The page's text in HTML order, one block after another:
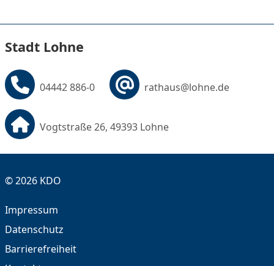
Stadt Lohne
04442 886-0 rathaus@lohne.de
Vogtstraße 26, 49393 Lohne
© 2026 KDO
Impressum
Datenschutz
Barrierefreiheit